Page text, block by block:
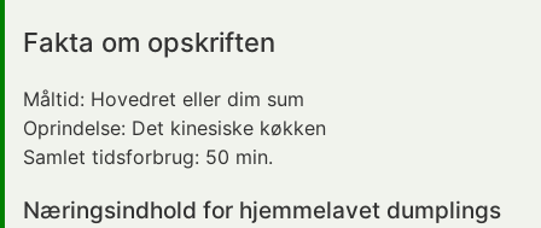
Fakta om opskriften
Måltid: Hovedret eller dim sum
Oprindelse: Det kinesiske køkken
Samlet tidsforbrug: 50 min.
Næringsindhold for hjemmelavet dumplings